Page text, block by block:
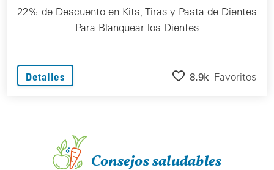
22% de Descuento en Kits, Tiras y Pasta de Dientes
Para Blanquear los Dientes
Detalles 8.9k Favoritos
Consejos saludables